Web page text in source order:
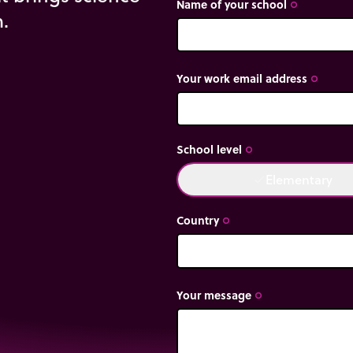
Name of your school trip_origin
Your work email address trip_origin
School level trip_origin
Country trip_origin
Your message trip_origin